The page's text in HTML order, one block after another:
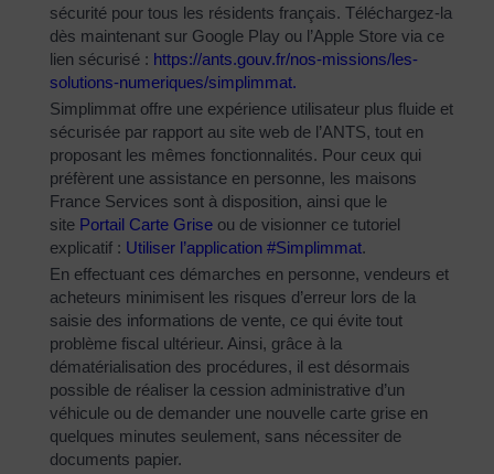
sécurité pour tous les résidents français. Téléchargez-la
dès maintenant sur Google Play ou l’Apple Store via ce
lien sécurisé : https://ants.gouv.fr/nos-missions/les-
solutions-numeriques/simplimmat.
Simplimmat offre une expérience utilisateur plus fluide et
sécurisée par rapport au site web de l’ANTS, tout en
proposant les mêmes fonctionnalités. Pour ceux qui
préfèrent une assistance en personne, les maisons
France Services sont à disposition, ainsi que le
site Portail Carte Grise ou de visionner ce tutoriel
explicatif : Utiliser l’application #Simplimmat.
En effectuant ces démarches en personne, vendeurs et
acheteurs minimisent les risques d’erreur lors de la
saisie des informations de vente, ce qui évite tout
problème fiscal ultérieur. Ainsi, grâce à la
dématérialisation des procédures, il est désormais
possible de réaliser la cession administrative d’un
véhicule ou de demander une nouvelle carte grise en
quelques minutes seulement, sans nécessiter de
documents papier.